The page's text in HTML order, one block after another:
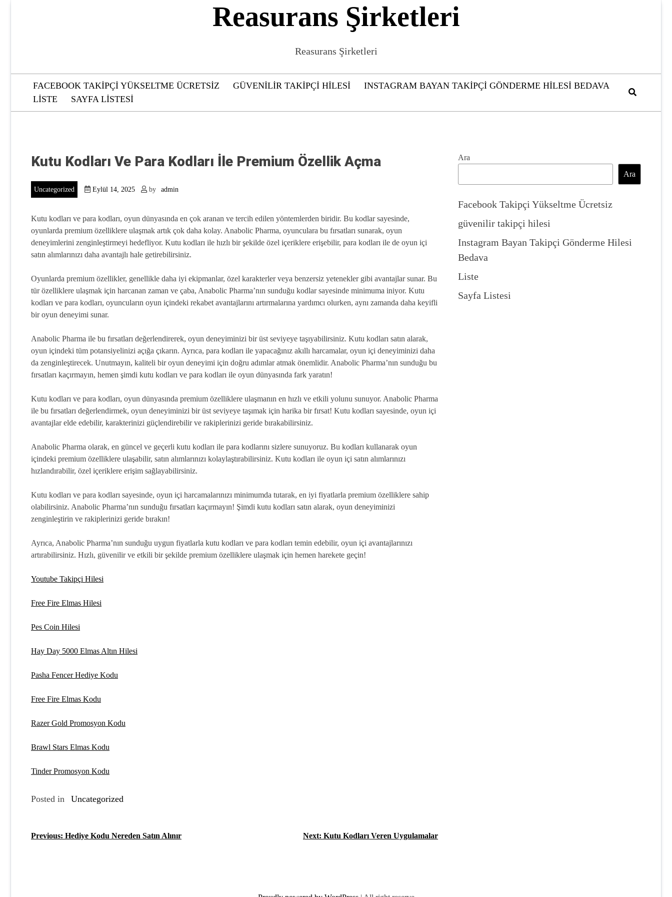
Reasurans Şirketleri
Reasurans Şirketleri
FACEBOOK TAKIPÇI YÜKSELTME ÜCRETSIZ GÜVENILIR TAKIPÇI HILESI
INSTAGRAM BAYAN TAKIPÇI GÖNDERME HILESI BEDAVA
LISTE
SAYFA LISTESI
Kutu Kodları Ve Para Kodları İle Premium Özellik Açma
Uncategorized Eylül 14, 2025 by admin
Kutu kodları ve para kodları, oyun dünyasında en çok aranan ve tercih edilen yöntemlerden biridir. Bu kodlar sayesinde,
oyunlarda premium özelliklere ulaşmak artık çok daha kolay. Anabolic Pharma, oyunculara bu fırsatları sunarak, oyun
deneyimlerini zenginleştirmeyi hedefliyor. Kutu kodları ile hızlı bir şekilde özel içeriklere erişebilir, para kodları ile de oyun içi
satın alımlarınızı daha avantajlı hale getirebilirsiniz.
Oyunlarda premium özellikler, genellikle daha iyi ekipmanlar, özel karakterler veya benzersiz yetenekler gibi avantajlar sunar. Bu
tür özelliklere ulaşmak için harcanan zaman ve çaba, Anabolic Pharma’nın sunduğu kodlar sayesinde minimuma iniyor. Kutu
kodları ve para kodları, oyuncuların oyun içindeki rekabet avantajlarını artırmalarına yardımcı olurken, aynı zamanda daha keyifli
bir oyun deneyimi sunar.
Anabolic Pharma ile bu fırsatları değerlendirerek, oyun deneyiminizi bir üst seviyeye taşıyabilirsiniz. Kutu kodları satın alarak,
oyun içindeki tüm potansiyelinizi açığa çıkarın. Ayrıca, para kodları ile yapacağınız akıllı harcamalar, oyun içi deneyiminizi daha
da zenginleştirecek. Unutmayın, kaliteli bir oyun deneyimi için doğru adımlar atmak önemlidir. Anabolic Pharma’nın sunduğu bu
fırsatları kaçırmayın, hemen şimdi kutu kodları ve para kodları ile oyun dünyasında fark yaratın!
Kutu kodları ve para kodları, oyun dünyasında premium özelliklere ulaşmanın en hızlı ve etkili yolunu sunuyor. Anabolic Pharma
ile bu fırsatları değerlendirmek, oyun deneyiminizi bir üst seviyeye taşımak için harika bir fırsat! Kutu kodları sayesinde, oyun içi
avantajlar elde edebilir, karakterinizi güçlendirebilir ve rakiplerinizi geride bırakabilirsiniz.
Anabolic Pharma olarak, en güncel ve geçerli kutu kodları ile para kodlarını sizlere sunuyoruz. Bu kodları kullanarak oyun
içindeki premium özelliklere ulaşabilir, satın alımlarınızı kolaylaştırabilirsiniz. Kutu kodları ile oyun içi satın alımlarınızı
hızlandırabilir, özel içeriklere erişim sağlayabilirsiniz.
Kutu kodları ve para kodları sayesinde, oyun içi harcamalarınızı minimumda tutarak, en iyi fiyatlarla premium özelliklere sahip
olabilirsiniz. Anabolic Pharma’nın sunduğu fırsatları kaçırmayın! Şimdi kutu kodları satın alarak, oyun deneyiminizi
zenginleştirin ve rakiplerinizi geride bırakın!
Ayrıca, Anabolic Pharma’nın sunduğu uygun fiyatlarla kutu kodları ve para kodları temin edebilir, oyun içi avantajlarınızı
artırabilirsiniz. Hızlı, güvenilir ve etkili bir şekilde premium özelliklere ulaşmak için hemen harekete geçin!
Youtube Takipçi Hilesi
Free Fire Elmas Hilesi
Pes Coin Hilesi
Hay Day 5000 Elmas Altın Hilesi
Pasha Fencer Hediye Kodu
Free Fire Elmas Kodu
Razer Gold Promosyon Kodu
Brawl Stars Elmas Kodu
Tinder Promosyon Kodu
Posted in Uncategorized
Y
Previous: Hediye Kodu Nereden Satın Alınır Next: Kutu Kodları Veren Uygulamalar
Ara
Ara
Facebook Takipçi Yükseltme Ücretsiz
güvenilir takipçi hilesi
Instagram Bayan Takipçi Gönderme Hilesi
Bedava
Liste
Sayfa Listesi